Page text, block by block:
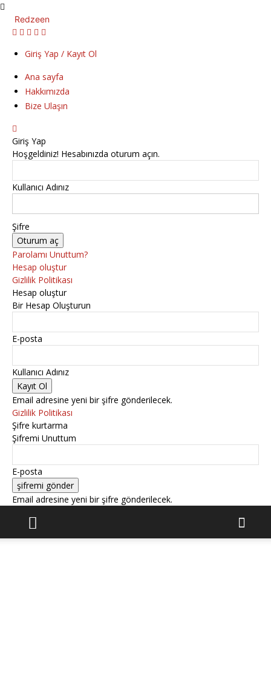
Redzeen
Giriş Yap / Kayıt Ol
Ana sayfa
Hakkımızda
Bize Ulaşın
Giriş Yap
Hoşgeldiniz! Hesabınızda oturum açın.
Kullanıcı Adınız
Şifre
Parolamı Unuttum?
Hesap oluştur
Gizlilik Politikası
Hesap oluştur
Bir Hesap Oluşturun
E-posta
Kullanıcı Adınız
Email adresine yeni bir şifre gönderilecek.
Gizlilik Politikası
Şifre kurtarma
Şifremi Unuttum
E-posta
Email adresine yeni bir şifre gönderilecek.